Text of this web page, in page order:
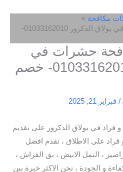
مكافحة
افضل شركة مكافحة حشرات في بولاق الدكرور 01033162010-
حشرات في
بولاق الدكرور 01033162010- خصم
/ فبراير 21, 2025
في بولاق الدكرور على تقديم
على الاطلاق ، نقدم افضل
، النمل الابيض ، بق الفراش ،
و الجودة ، نحن الاكثر خبرة بين